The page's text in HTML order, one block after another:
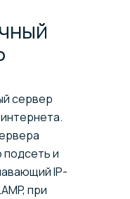
сервер
подсеть и
IP-
при